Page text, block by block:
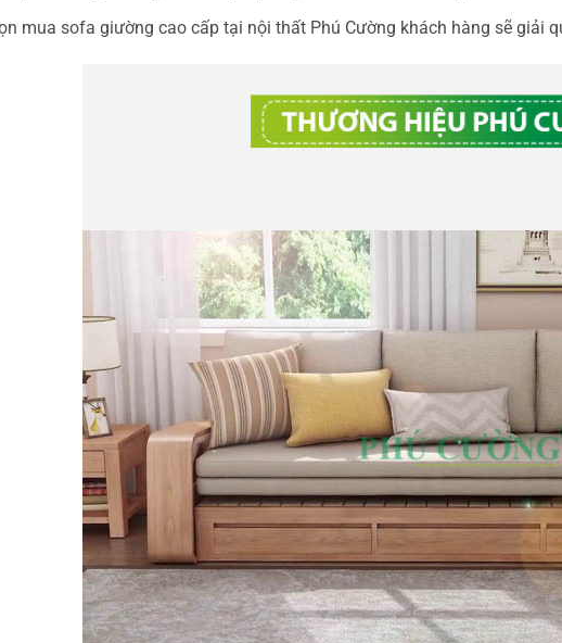
mua sofa giường cao cấp tại nội thất Phú Cường khách hàng sẽ giải